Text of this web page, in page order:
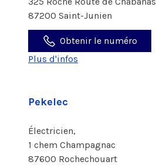
87200 Saint-Junien
Obtenir le numéro
Plus d'infos
Pekelec
Électricien,
1 chem Champagnac
87600 Rochechouart